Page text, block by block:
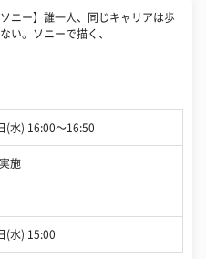
ソニー】誰一人、同じキャリアは歩
い。ソニーで描く、
(水) 16:00〜16:50
施
(水) 15:00